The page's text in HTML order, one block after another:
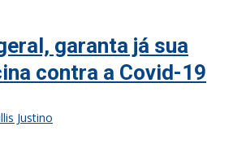
garanta já sua
contra a Covid-19
Justino